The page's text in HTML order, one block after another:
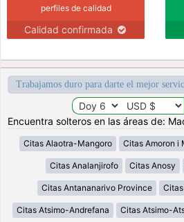
perfiles de calidad
Calidad confirmada
Trabajamos duro para darte el mejor
Encuentra solteros en las áreas de:
Citas Alaotra-Mangoro Citas Amoron i
Citas Analanjirofo Citas Anosy
Citas Antananarivo Province
Citas Atsimo-Andrefana Citas Atsimo-